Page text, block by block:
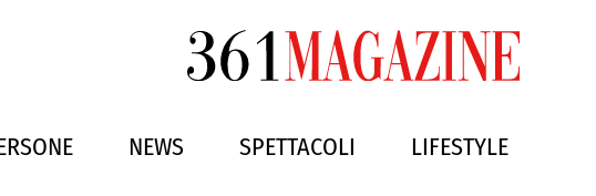
NEWS SPETTACOLI LIFESTYLE